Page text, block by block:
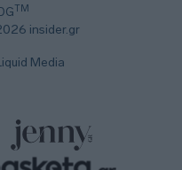
TM
insider.gr
Media